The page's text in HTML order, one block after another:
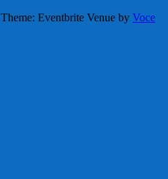
Theme: Eventbrite Venue by Voce